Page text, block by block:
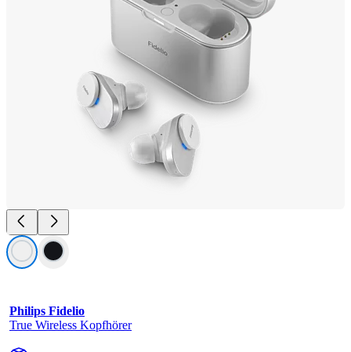
Philips Fidelio
True Wireless Kopfhörer